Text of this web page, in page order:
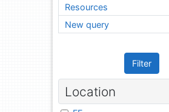
Resources
New query
Filter
Location